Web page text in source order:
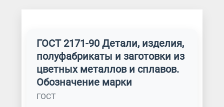
ГОСТ 2171-90 Детали, изделия,
полуфабрикаты и заготовки из
цветных металлов и сплавов.
Обозначение марки
ГОСТ